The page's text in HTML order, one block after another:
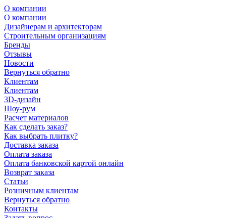
О компании
О компании
Дизайнерам и архитекторам
Строительным организациям
Бренды
Отзывы
Новости
Вернуться обратно
Клиентам
Клиентам
3D-дизайн
Шоу-рум
Расчет материалов
Как сделать заказ?
Как выбрать плитку?
Доставка заказа
Оплата заказа
Оплата банковской картой онлайн
Возврат заказа
Статьи
Розничным клиентам
Вернуться обратно
Контакты